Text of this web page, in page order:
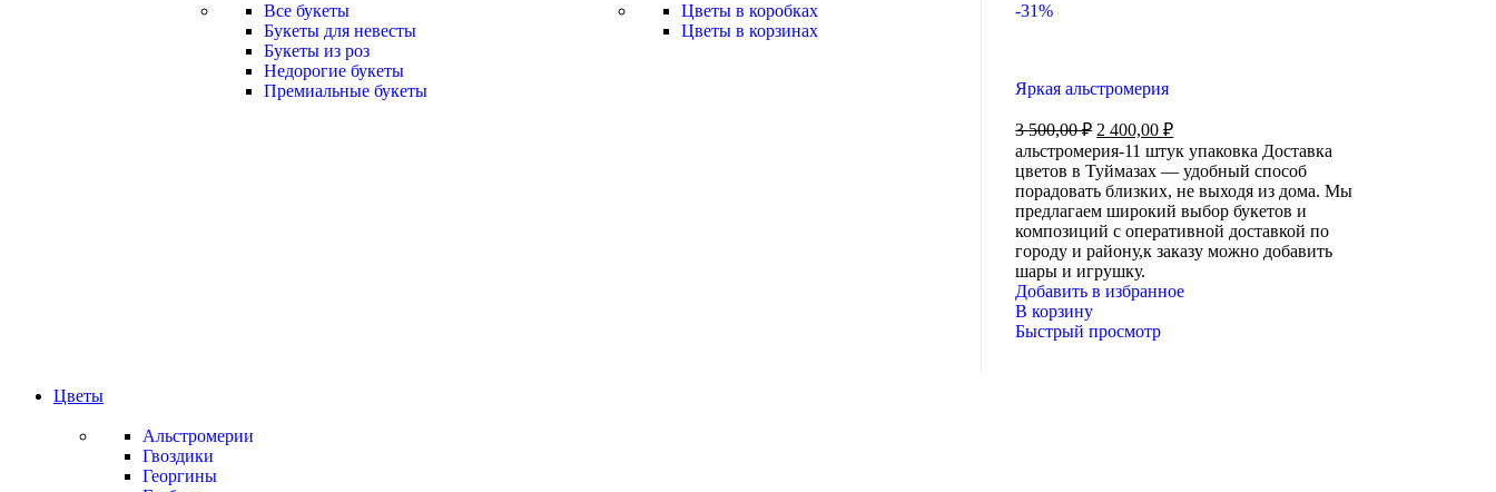
Все букеты
Букеты для невесты
Букеты из роз
Недорогие букеты
Премиальные букеты
Цветы в коробках
Цветы в корзинах
-31%
Яркая альстромерия
3 500,00₽ 2 400,00₽
альстромерия-11 штук упаковка Доставка
цветов в Туймазах — удобный способ
порадовать близких, не выходя из дома. Мы
предлагаем широкий выбор букетов и
композиций с оперативной доставкой по
городу и району,к заказу можно добавить
шары и игрушку.
Добавить в избранное
В корзину
Быстрый просмотр
Цветы
Альстромерии
Гвоздики
Георгины